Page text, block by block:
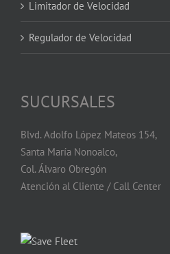
Limitador de Velocidad
Regulador de Velocidad
SUCURSALES
Blvd. Adolfo López Mateos 154,
Santa María Nonoalco,
Col. Álvaro Obregón
Atención al Cliente / Call Center